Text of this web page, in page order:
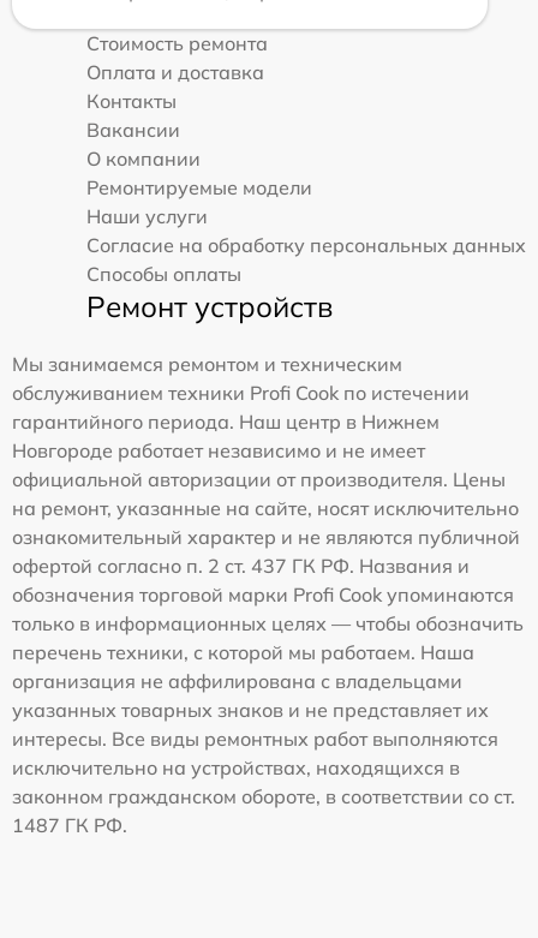
Стоимость ремонта
Оплата и доставка
Контакты
Вакансии
О компании
Ремонтируемые модели
Наши услуги
Согласие на обработку персональных данных
Способы оплаты
Ремонт устройств
Мы занимаемся ремонтом и техническим
обслуживанием техники Profi Cook по истечении
гарантийного периода. Наш центр в Нижнем
Новгороде работает независимо и не имеет
официальной авторизации от производителя. Цены
на ремонт, указанные на сайте, носят исключительно
ознакомительный характер и не являются публичной
офертой согласно п. 2 ст. 437 ГК РФ. Названия и
обозначения торговой марки Profi Cook упоминаются
только в информационных целях — чтобы обозначить
перечень техники, с которой мы работаем. Наша
организация не аффилирована с владельцами
указанных товарных знаков и не представляет их
интересы. Все виды ремонтных работ выполняются
исключительно на устройствах, находящихся в
законном гражданском обороте, в соответствии со ст.
1487 ГК РФ.